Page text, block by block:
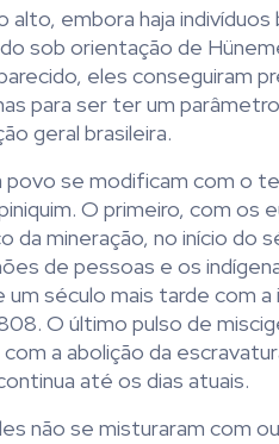
alto, embora haja
sob orientação de
eles conseguiram
para ser ter um
geral brasileira.
se modificam com o
O primeiro, com os
mineração, no início do
de pessoas e os
século mais tarde com
O último pulso de
a abolição da
até os dias atuais.
não se misturaram com